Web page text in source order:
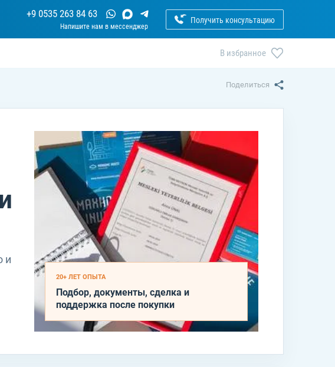
+9 0535 263 84 63
Получить консультацию
В избранное
Поделиться
и
20+ ЛЕТ ОПЫТА
Подбор, документы, сделка и
поддержка после покупки